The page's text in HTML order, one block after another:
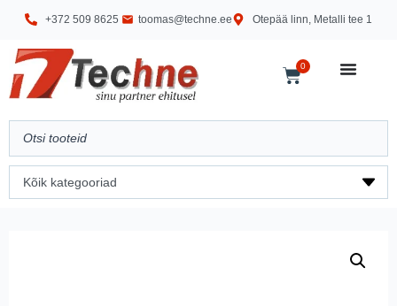
+372 509 8625 toomas@techne.ee Otepää linn, Metalli tee 1
0